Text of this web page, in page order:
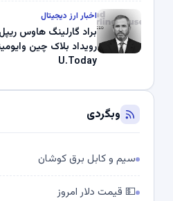
اخبار ارز دیجیتال
براد گارلینگ هاوس
U.Today
وبگردی
سیم و کابل برق کوشان
💵 قیمت دلار امروز